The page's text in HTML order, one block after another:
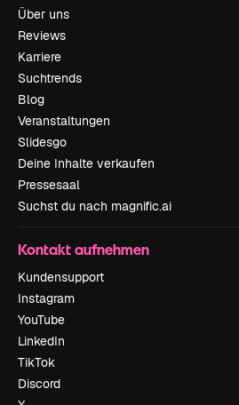
Über uns
Reviews
Karriere
Suchtrends
Blog
Veranstaltungen
Slidesgo
Deine Inhalte verkaufen
Pressesaal
Suchst du nach magnific.ai
Kontakt aufnehmen
Kundensupport
Instagram
YouTube
LinkedIn
TikTok
Discord